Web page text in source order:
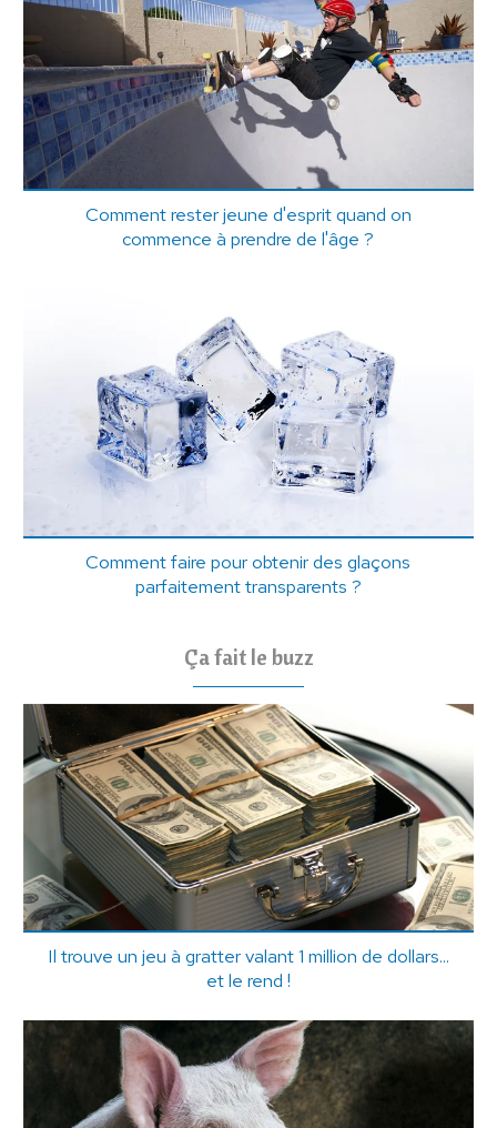
Comment rester jeune d'esprit quand on
commence à prendre de l'âge ?
Comment faire pour obtenir des glaçons
parfaitement transparents ?
Ça fait le buzz
Il trouve un jeu à gratter valant 1 million de dollars...
et le rend !